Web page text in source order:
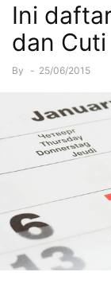
Ini
dan
By - 25/06/2015